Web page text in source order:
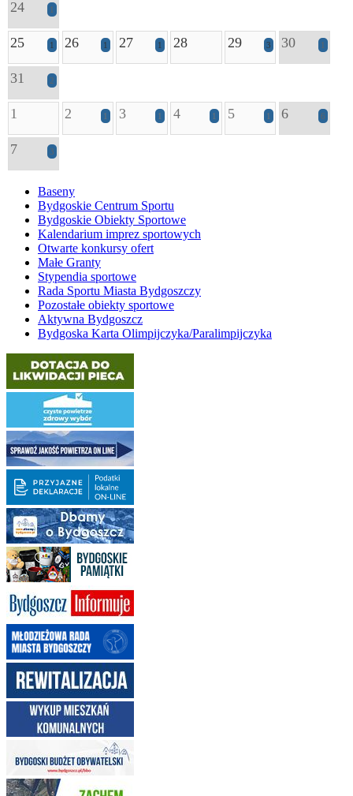
24 1
25 1 26 1 27 1 28 29 3 30 1
31 2
1 2 1 3 1 4 1 5 1 6 6
7 3
Baseny
Bydgoskie Centrum Sportu
Bydgoskie Obiekty Sportowe
Kalendarium imprez sportowych
Otwarte konkursy ofert
Małe Granty
Stypendia sportowe
Rada Sportu Miasta Bydgoszczy
Pozostałe obiekty sportowe
Aktywna Bydgoszcz
Bydgoska Karta Olimpijczyka/Paralimpijczyka